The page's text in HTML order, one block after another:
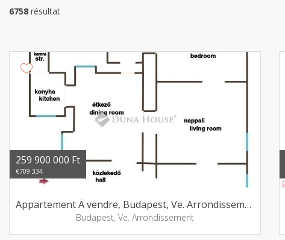
6758 résultat
259 900 000 Ft
€709 334
Appartement Á vendre, Budapest, Ve. Arrondissement
Budapest, Ve. Arrondissement